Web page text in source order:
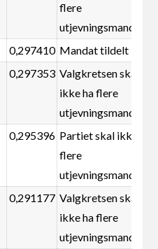
flere
utjevningsmandater
0,297410 Mandat tildelt
0,297353 Valgkretsen skal
ikke ha flere
utjevningsmandater
0,295396 Partiet skal ikke ha
flere
utjevningsmandater
0,291177 Valgkretsen skal
ikke ha flere
utjevningsmandater